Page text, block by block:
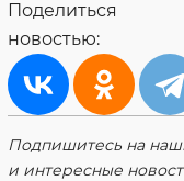
Поделиться
новостью:
Подпишитесь на
и интересные